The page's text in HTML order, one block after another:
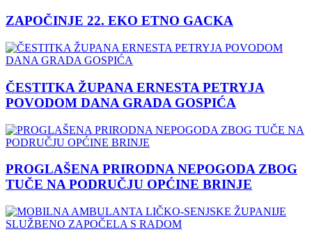
ZAPOČINJE 22. EKO ETNO GACKA
ČESTITKA ŽUPANA ERNESTA PETRYJA
POVODOM DANA GRADA GOSPIĆA
PROGLAŠENA PRIRODNA NEPOGODA ZBOG
TUČE NA PODRUČJU OPĆINE BRINJE